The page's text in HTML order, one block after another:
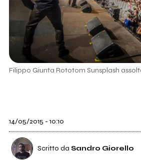
Filippo Giunta Rototom Sunsplash
14/05/2015 - 10:10
Scritto da Sandro Giorello